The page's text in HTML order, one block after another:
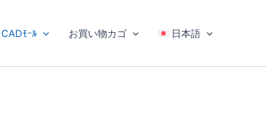
CADﾓｰﾙ お買い物カゴ 日本語